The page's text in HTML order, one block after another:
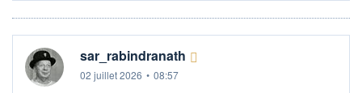
sar_rabindranath
02 juillet 2026 • 08:57